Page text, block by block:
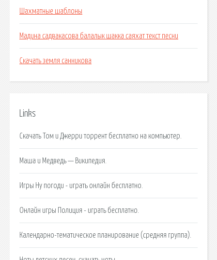
Шахматные шаблоны
Мадина садвакасова балалык шакка саяхат текст песни
Скачать земля санникова
Links
Скачать Том и Джерри торрент бесплатно на компьютер.
Маша и Медведь — Википедия.
Игры Ну погоди - играть онлайн бесплатно.
Онлайн игры Полиция - играть бесплатно.
Календарно-тематическое планирование (средняя группа).